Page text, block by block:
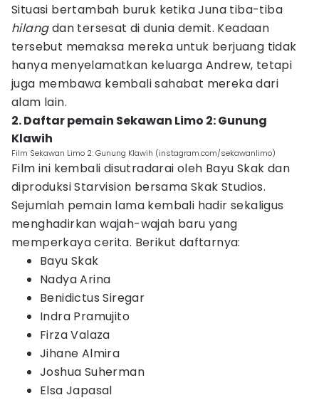
Situasi bertambah buruk ketika Juna tiba-tiba
hilangdan tersesat di dunia demit. Keadaan
tersebut memaksa mereka untuk berjuang tidak
hanya menyelamatkan keluarga Andrew, tetapi
juga membawa kembali sahabat mereka dari
alam lain.
2. Daftar pemain Sekawan Limo 2: Gunung
Klawih
Film Sekawan Limo 2: Gunung Klawih (instagram.com/sekawanlimo)
Film ini kembali disutradarai oleh Bayu Skak dan
diproduksi Starvision bersama Skak Studios.
Sejumlah pemain lama kembali hadir sekaligus
menghadirkan wajah-wajah baru yang
memperkaya cerita. Berikut daftarnya:
Bayu Skak
Nadya Arina
Benidictus Siregar
Indra Pramujito
Firza Valaza
Jihane Almira
Joshua Suherman
Elsa Japasal